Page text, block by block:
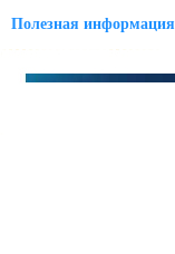
Полезная информация